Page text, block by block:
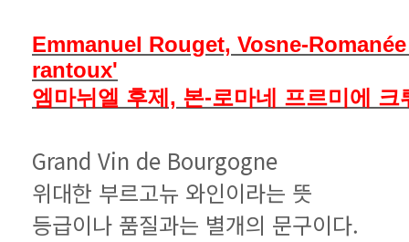
rantoux'
엠마뉘엘 후제, 본-로마네 프르미에
Grand Vin de Bourgogne
위대한 부르고뉴 와인이라는 뜻
등급이나 품질과는 별개의 문구이다.